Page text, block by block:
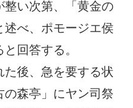
整い次第、「黄金の
述べ、ポモージエ侯
回答する。
後、急を要する状
森亭」にヤン司祭